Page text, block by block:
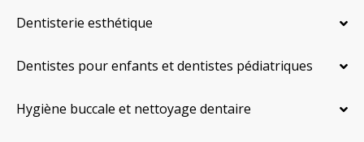
Dentisterie esthétique
Dentistes pour enfants et dentistes pédiatriques
Hygiène buccale et nettoyage dentaire